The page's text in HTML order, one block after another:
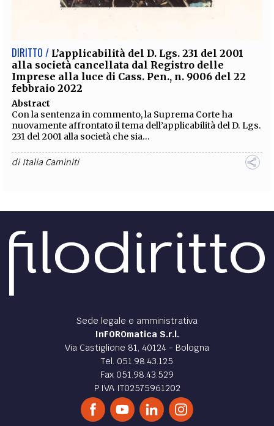
SOCIAL MEDIA
DIRITTO / L’applicabilità del D. Lgs. 231 del 2001
alla società cancellata dal Registro delle
Imprese alla luce di Cass. Pen., n. 9006 del 22
febbraio 2022
Abstract
Con la sentenza in commento, la Suprema Corte ha
nuovamente affrontato il tema dell’applicabilità del D. Lgs.
231 del 2001 alla società che sia...
di Italia Caminiti
Sede legale e amministrativa
InFOROmatica S.r.l.
Via Castiglione 81, 40124 - Bologna
Tel. 051.98.43.125
Fax 051.98.43.529
P.IVA IT02575961202